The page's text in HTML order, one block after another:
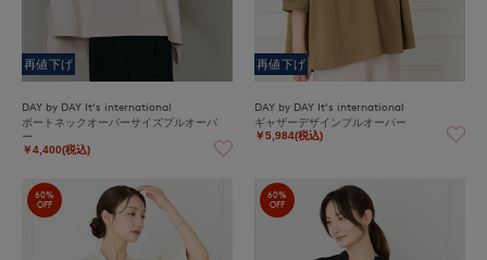
再値下げ
DAY by DAY It's international
ボートネックオーバーサイズプルオーバ
ー
￥4,400(税込)
再値下げ
DAY by DAY It's international
ギャザーデザインプルオーバー
￥5,984(税込)
60%
OFF
60%
OFF